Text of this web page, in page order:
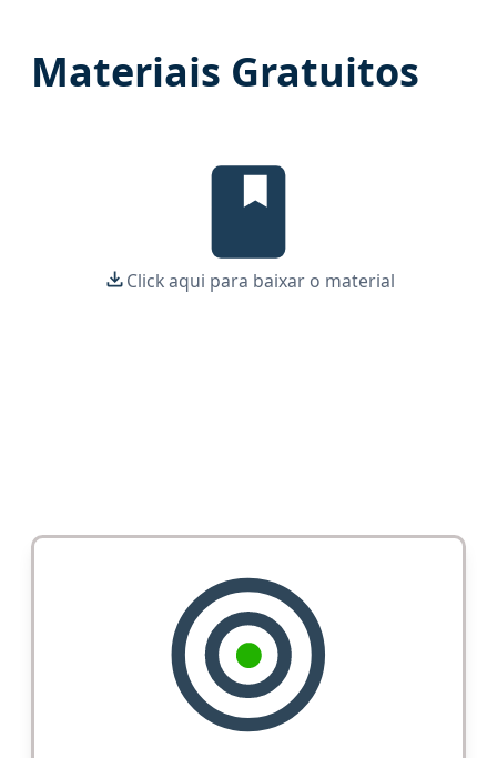
Materiais Gratuitos
, material gratuito do Aprova
Click aqui para baixar o material